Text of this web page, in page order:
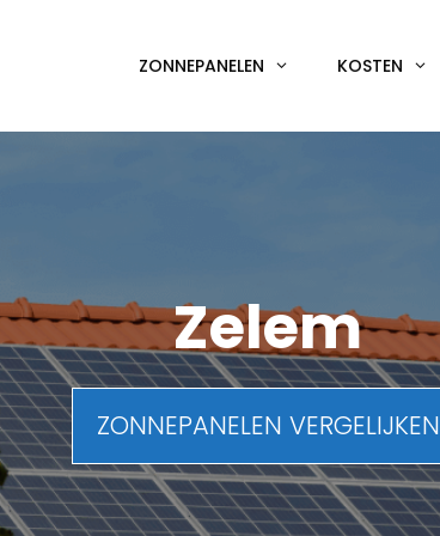
ZONNEPANELEN KOSTEN
Zelem
ZONNEPANELEN VERGELIJKEN